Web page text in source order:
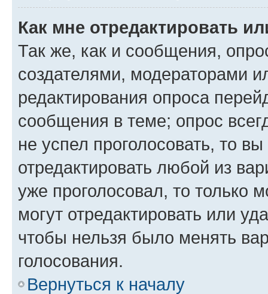
Как мне отредактировать
Так же, как и сообщения,
создателями, модераторами
редактирования опроса
сообщения в теме; опрос
не успел проголосовать, то
отредактировать любой из
уже проголосовал, то только
могут отредактировать или
чтобы нельзя было менять
голосования.
Вернуться к началу